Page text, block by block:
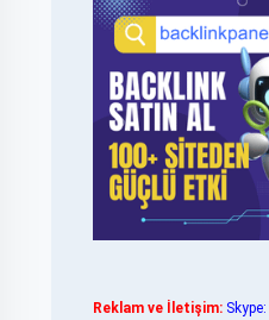
Reklam ve İletişim: Skype: